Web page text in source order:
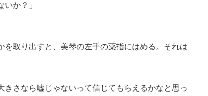
か？」
取り出すと、美琴の左手の薬指にはめる。それは
さなら嘘じゃないって信じてもらえるかなと思っ